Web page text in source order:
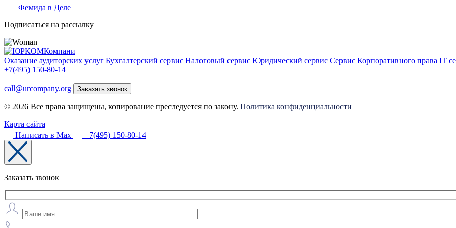
Фемида в Деле
Подписаться на рассылку
Оказание аудиторских услуг Бухгалтерский сервис Налоговый сервис Юридический сервис Сервис Корпоративного права IT
+7(495) 150-80-14
call@urcompany.org Заказать звонок
© 2026 Все права защищены, копирование преследуется по закону. Политика конфиденциальности
Карта сайта
Написать в Max
+7(495) 150-80-14
Заказать звонок